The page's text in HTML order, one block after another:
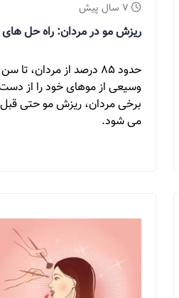
7 سال پیش
ریزش مو در مردان: راه حل
وسیعی از موهای خود را از
می شود.